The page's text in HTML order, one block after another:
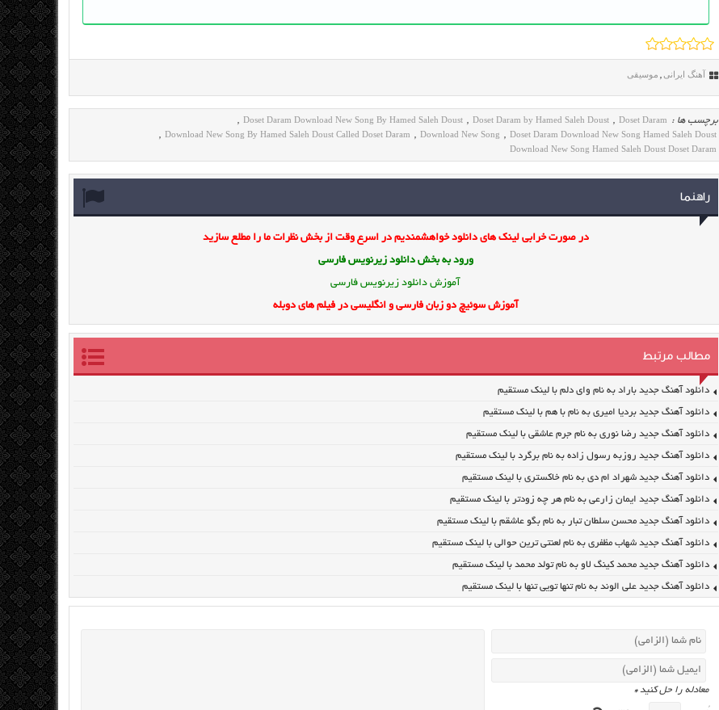
آهنگ ایرانی , موسیقی
برچسب ها : Doset Daram
,
Doset Daram by Hamed Saleh Doust
,
Doset Daram Download New Song By Hamed Saleh Doust
,
Doset Daram Download New Song Hamed Saleh Doust
,
Download New Song
,
Download New Song By Hamed Saleh Doust Called Doset Daram
,
Download New Song Hamed Saleh Doust Doset Daram
راهنما
در صورت خرابی لینک های دانلود خواهشمندیم در اسرع وقت از بخش نظرات ما را مطلع سازید
ورود به بخش دانلود زیرنویس فارسی
آموزش دانلود زیرنویس فارسی
آموزش سوئیچ دو زبان فارسی و انگلیسی در فیلم های دوبله
مطالب مرتبط
دانلود آهنگ جدید باراد به نام وای دلم با لینک مستقیم
دانلود آهنگ جدید بردیا امیری به نام با هم با لینک مستقیم
دانلود آهنگ جدید رضا نوری به نام جرم عاشقی با لینک مستقیم
دانلود آهنگ جدید روزبه رسول زاده به نام برگرد با لینک مستقیم
دانلود آهنگ جدید شهراد ام دی به نام خاکستری با لینک مستقیم
دانلود آهنگ جدید ایمان زارعی به نام هر چه زودتر با لینک مستقیم
دانلود آهنگ جدید محسن سلطان تبار به نام بگو عاشقم با لینک مستقیم
دانلود آهنگ جدید شهاب مظفری به نام لعنتی ترین حوالی با لینک مستقیم
دانلود آهنگ جدید محمد کینگ لاو به نام تولد محمد با لینک مستقیم
دانلود آهنگ جدید علی الوند به نام تنها تویی تنها با لینک مستقیم
معادله را حل کنید*